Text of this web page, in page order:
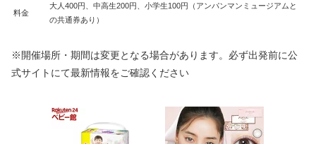
料金
大人400円、中高生200円、小学生100円（アンパンマンミュージアムと
の共通券あり）
※開催場所・期間は変更となる場合があります。必ず出発前に公
式サイトにて最新情報をご確認ください